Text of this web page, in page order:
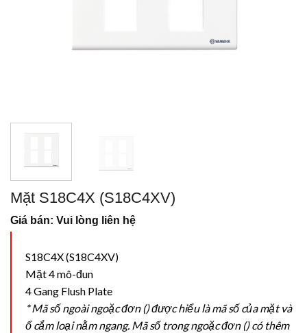
Mặt S18C4X (S18C4XV)
Giá bán: Vui lòng liên hệ
S18C4X (S18C4XV)
Mặt 4 mô-đun
4 Gang Flush Plate
* Mã số ngoài ngoặc đơn () được hiểu là mã số của mặt và
ổ cắm loại nằm ngang. Mã số trong ngoặc đơn () có thêm